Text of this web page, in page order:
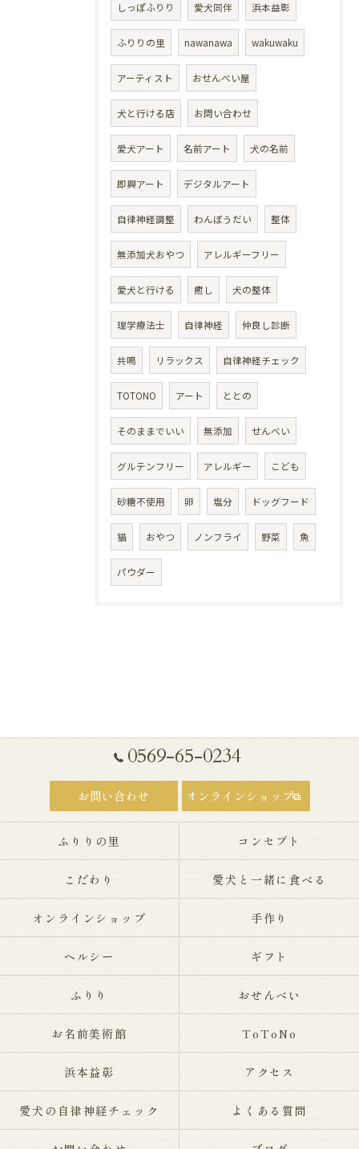
しっぽふりり 愛犬同伴 浜本益彰
ふりりの里 nawanawa wakuwaku
アーティスト おせんべい屋
犬と行ける店 お問い合わせ
愛犬アート 名前アート 犬の名前
即興アート デジタルアート
自律神経調整 わんぼうだい 整体
無添加犬おやつ アレルギーフリー
愛犬と行ける 癒し 犬の整体
理学療法士 自律神経 仲良し診断
共鳴 リラックス 自律神経チェック
TOTONO アート ととの
そのままでいい 無添加 せんべい
グルテンフリー アレルギー こども
砂糖不使用 卵 塩分 ドッグフード
猫 おやつ ノンフライ 野菜 魚
パウダー
0569-65-0234
お問い合わせ オンラインショップ
ふりりの里 コンセプト
こだわり 愛犬と一緒に食べる
オンラインショップ 手作り
ヘルシー ギフト
ふりり おせんべい
お名前美術館 ToToNo
浜本益彰 アクセス
愛犬の自律神経チェック よくある質問